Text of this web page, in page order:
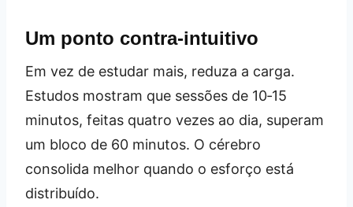
Um ponto contra‑intuitivo
Em vez de estudar mais, reduza a carga.
Estudos mostram que sessões de 10‑15
minutos, feitas quatro vezes ao dia, superam
um bloco de 60 minutos. O cérebro
consolida melhor quando o esforço está
distribuído.